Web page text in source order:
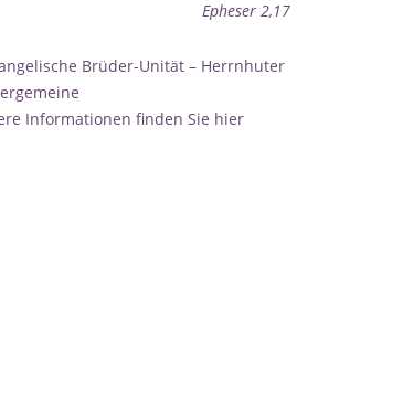
Epheser 2,17
Brüder-Unität – Herrnhuter
Informationen finden Sie hier